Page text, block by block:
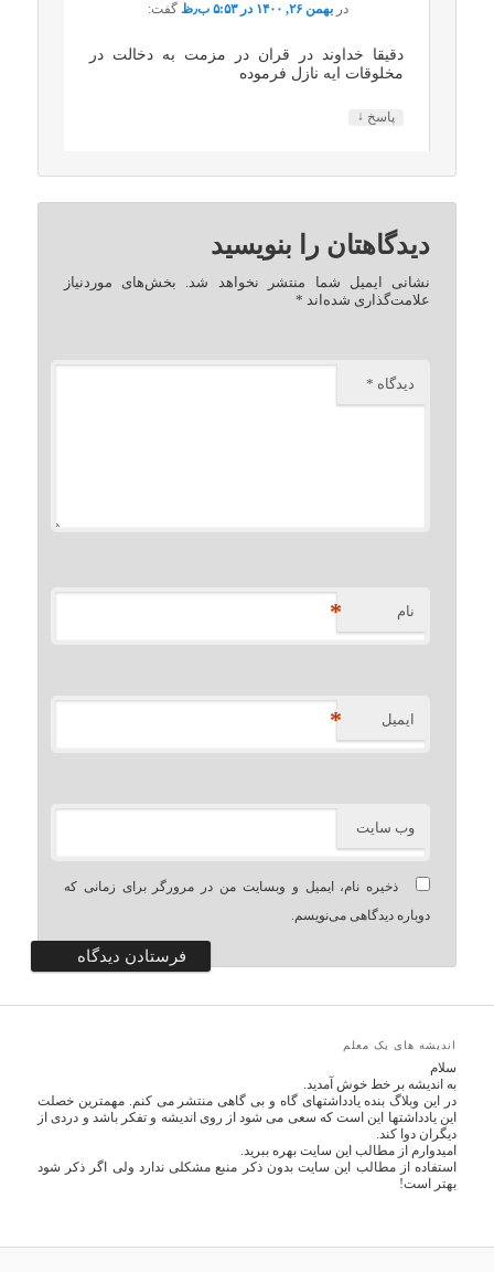
در بهمن ۲۶, ۱۴۰۰ در ۵:۵۳ ب٫ظ گفت:
دقیقا خداوند در قران در مزمت به دخالت در
مخلوقات ایه نازل فرموده
پاسخ ↓
دیدگاهتان را بنویسید
نشانی ایمیل شما منتشر نخواهد شد.
بخش‌های موردنیاز
علامت‌گذاری شده‌اند *
دیدگاه *
نام *
ایمیل *
وب‌ سایت
ذخیره نام، ایمیل و وبسایت من در مرورگر برای زمانی که
دوباره دیدگاهی می‌نویسم.
اندیشه های یک معلم
سلام
به اندیشه بر خط خوش آمدید.
در این وبلاگ بنده یادداشتهای گاه و بی گاهی منتشر می کنم. مهمترین خصلت
این یادداشتها این است که سعی می شود از روی اندیشه و تفکر باشد و دردی از
دیگران دوا کند.
امیدوارم از مطالب این سایت بهره ببرید.
استفاده از مطالب این سایت بدون ذکر منبع مشکلی ندارد ولی اگر ذکر شود
بهتر است!